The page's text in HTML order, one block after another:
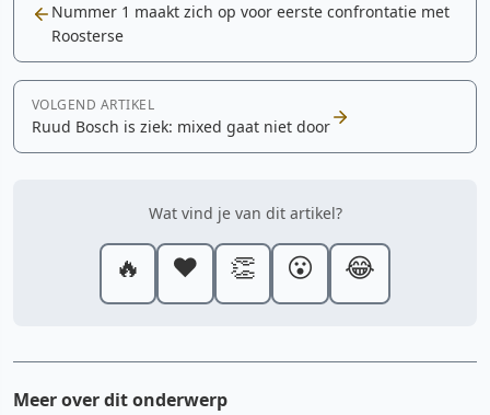
Nummer 1 maakt zich op voor eerste confrontatie met
Roosterse
VOLGEND ARTIKEL
Ruud Bosch is ziek: mixed gaat niet door
Wat vind je van dit artikel?
🔥 ❤️ 👏 😮 😂
Meer over dit onderwerp